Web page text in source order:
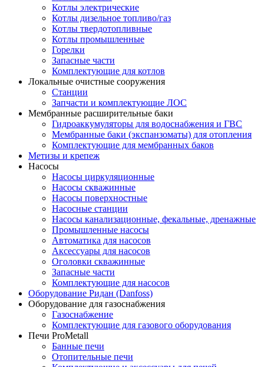
Котлы электрические
Котлы дизельное топливо/газ
Котлы твердотопливные
Котлы промышленные
Горелки
Запасные части
Комплектующие для котлов
Локальные очистные сооружения
Станции
Запчасти и комплектующие ЛОС
Мембранные расширительные баки
Гидроаккумуляторы для водоснабжения и ГВС
Мембранные баки (экспанзоматы) для отопления
Комплектующие для мембранных баков
Метизы и крепеж
Насосы
Насосы циркуляционные
Насосы скважинные
Насосы поверхностные
Насосные станции
Насосы канализационные, фекальные, дренажные
Промышленные насосы
Автоматика для насосов
Аксессуары для насосов
Оголовки скважинные
Запасные части
Комплектующие для насосов
Оборудование Ридан (Danfoss)
Оборудование для газоснабжения
Газоснабжение
Комплектующие для газового оборудования
Печи ProMetall
Банные печи
Отопительные печи